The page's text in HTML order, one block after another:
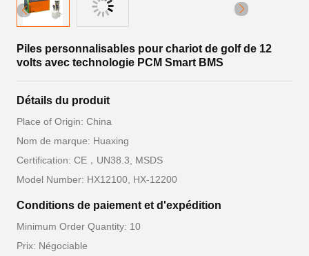
Piles personnalisables pour chariot de golf de 12
volts avec technologie PCM Smart BMS
Détails du produit
Place of Origin: China
Nom de marque: Huaxing
Certification: CE，UN38.3, MSDS
Model Number: HX12100, HX-12200
Conditions de paiement et d'expédition
Minimum Order Quantity: 10
Prix: Négociable